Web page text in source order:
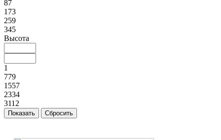
87
173
259
345
Высота
1
779
1557
2334
3112